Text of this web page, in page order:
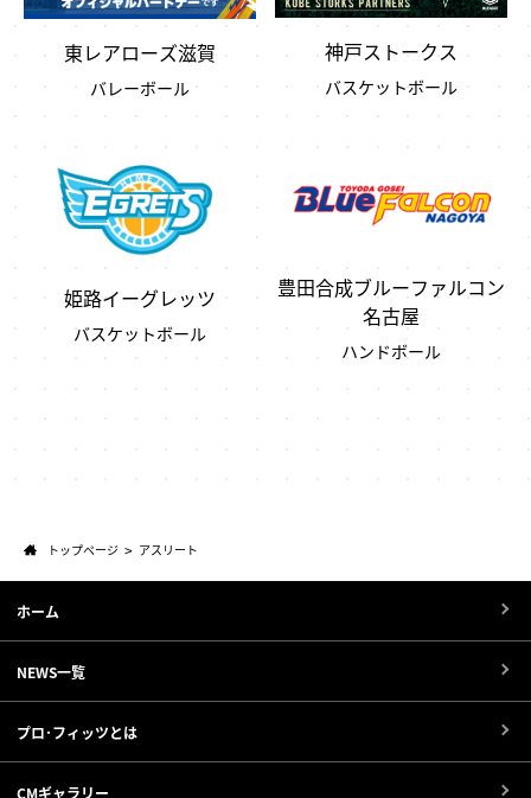
東レアローズ滋賀
バレーボール
神戸ストークス
バスケットボール
姫路イーグレッツ
バスケットボール
豊田合成ブルーファルコン
名古屋
ハンドボール
トップページ アスリート
ホーム
NEWS一覧
プロ･フィッツとは
CMギャラリー